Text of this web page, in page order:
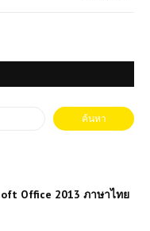
Office 2013 ภาษาไทย